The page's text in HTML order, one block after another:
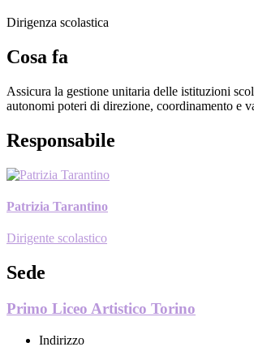
Dirigenza scolastica
Cosa fa
Assicura la gestione unitaria delle istituzioni
autonomi poteri di direzione, coordinamento e
Responsabile
Patrizia Tarantino
Dirigente scolastico
Sede
Primo Liceo Artistico Torino
Indirizzo